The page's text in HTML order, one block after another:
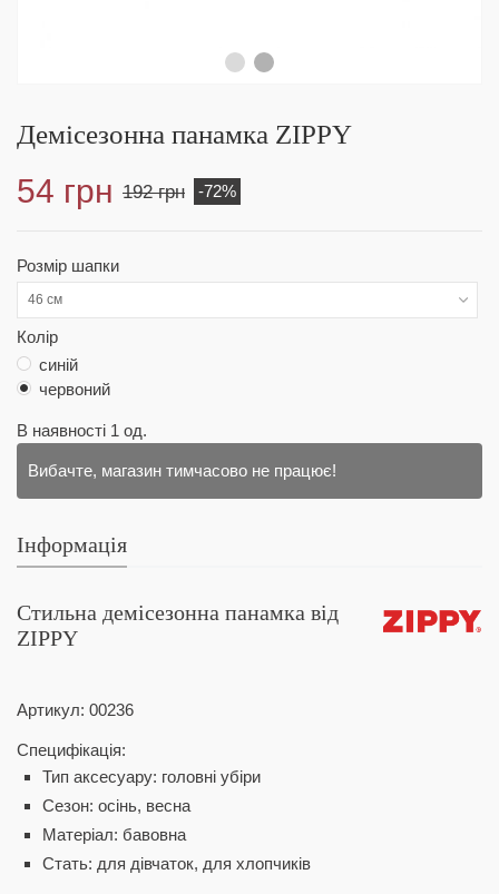
Демісезонна панамка ZIPPY
54 грн 192 грн -72%
Розмір шапки
46 см
Колір
синій
червоний
В наявності 1 од.
Вибачте, магазин тимчасово не працює!
Інформація
Стильна демісезонна панамка від
ZIPPY
Артикул: 00236
Специфікація:
Тип аксесуару: головні убіри
Сезон: осінь, весна
Матеріал: бавовна
Стать: для дівчаток, для хлопчиків